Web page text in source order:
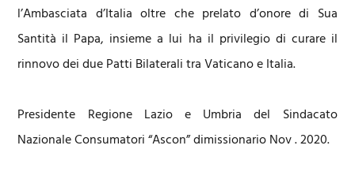
l’Ambasciata d’Italia oltre che prelato d’onore di Sua
Santità il Papa, insieme a lui ha il privilegio di curare il
rinnovo dei due Patti Bilaterali tra Vaticano e Italia.
Presidente Regione Lazio e Umbria del Sindacato
Nazionale Consumatori “Ascon” dimissionario Nov . 2020.